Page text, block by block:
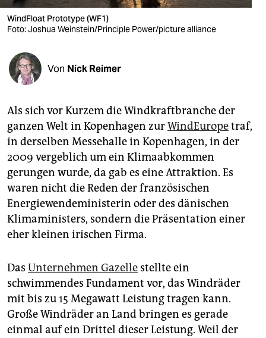
verlag
veranstaltungen
shop
fragen & hilfe
unterstützen
abo
genossenschaft
epaper login
WindFloat Prototype (WF1)
Foto: Joshua Weinstein/Principle Power/picture alliance
Von Nick Reimer
Als sich vor Kurzem die Windkraftbranche der
ganzen Welt in Kopenhagen zurWindEuropetraf,
in derselben Messehalle in Kopenhagen, in der
2009 vergeblich um ein Klimaabkommen
gerungen wurde, da gab es eine Attraktion. Es
waren nicht die Reden der französischen
Energiewendeministerin oder des dänischen
Klimaministers, sondern die Präsentation einer
eher kleinen irischen Firma.
Das Unternehmen Gazelle stellte ein
schwimmendes Fundament vor, das Windräder
mit bis zu 15 Megawatt Leistung tragen kann.
Große Windräder an Land bringen es gerade
einmal auf ein Drittel dieser Leistung. Weil der